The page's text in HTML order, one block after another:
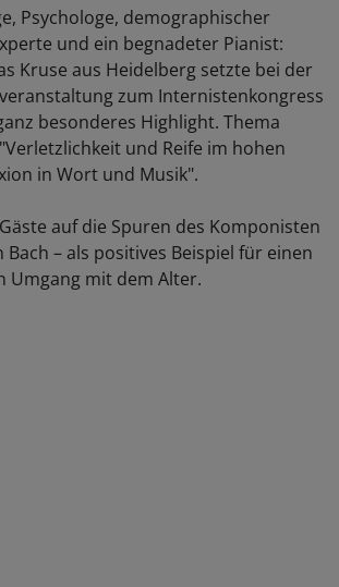
Psychologe, demographischer
und ein begnadeter Pianist:
Kruse aus Heidelberg setzte bei der
zum Internistenkongress
besonderes Highlight. Thema
und Reife im hohen
in Wort und Musik".
auf die Spuren des Komponisten
Bach – als positives Beispiel für einen
Umgang mit dem Alter.